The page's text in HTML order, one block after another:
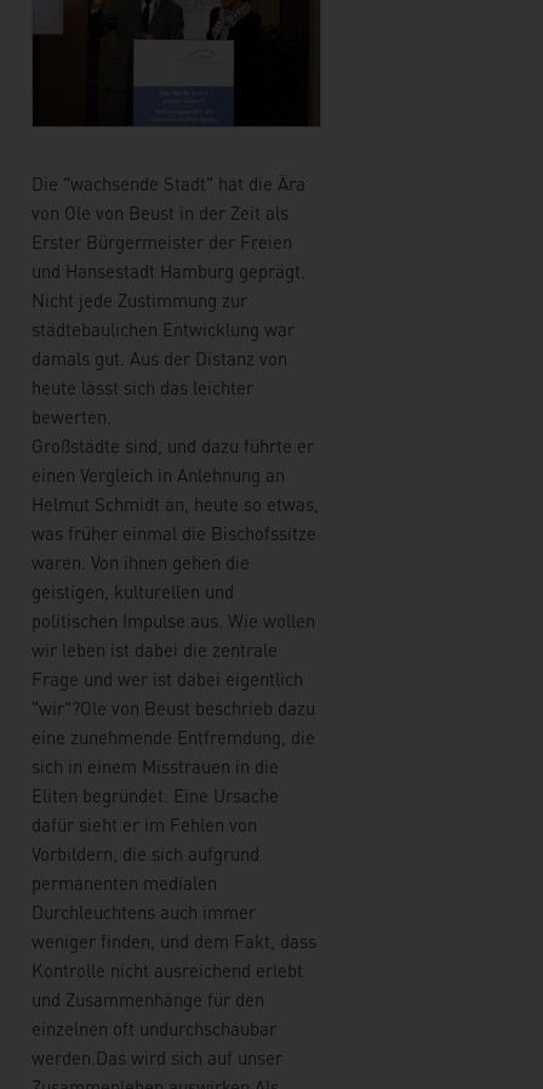
Die "wachsende Stadt" hat die Ära
von Ole von Beust in der Zeit als
Erster Bürgermeister der Freien
und Hansestadt Hamburg geprägt.
Nicht jede Zustimmung zur
städtebaulichen Entwicklung war
damals gut. Aus der Distanz von
heute lässt sich das leichter
bewerten.
Großstädte sind, und dazu führte er
einen Vergleich in Anlehnung an
Helmut Schmidt an, heute so etwas,
was früher einmal die Bischofssitze
waren. Von ihnen gehen die
geistigen, kulturellen und
politischen Impulse aus. Wie wollen
wir leben ist dabei die zentrale
Frage und wer ist dabei eigentlich
"wir"?Ole von Beust beschrieb dazu
eine zunehmende Entfremdung, die
sich in einem Misstrauen in die
Eliten begründet. Eine Ursache
dafür sieht er im Fehlen von
Vorbildern, die sich aufgrund
permanenten medialen
Durchleuchtens auch immer
weniger finden, und dem Fakt, dass
Kontrolle nicht ausreichend erlebt
und Zusammenhänge für den
einzelnen oft undurchschaubar
werden.Das wird sich auf unser